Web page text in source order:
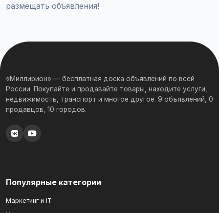
размещать объявления!
«Миллирион» — бесплатная доска объявлений по всей
России. Покупайте и продавайте товары, находите услуги,
недвижимость, транспорт и многое другое. 9 объявлений, 0
продавцов, 10 городов.
Популярные категории
Маркетинг и IT